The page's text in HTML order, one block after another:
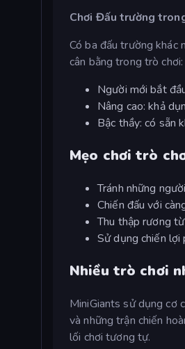
Chơi Đấu trường
Có ba đấu trường khác
cân bằng trong trò chơi:
Người mới bắt
Nâng cao: khả
Bậc thầy: có sẵn
Mẹo chơi trò
Tránh những
Chiến đấu với
Thu thập rương
Sử dụng chiến lợi
Nhiều trò chơi
MiniGiants sử dụng cơ
và những trận chiến
lối chơi tương tự.